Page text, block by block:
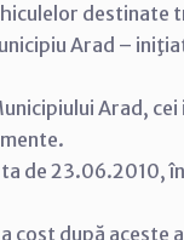
destinate
Arad –
Arad,
de 23.06.2010,
cost după aceste